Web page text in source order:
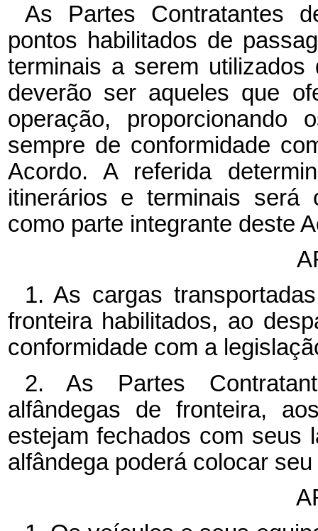
As Partes Contratantes
pontos habilitados de
terminais a serem
deverão ser aqueles que
operação, proporcionando
sempre de conformidade
Acordo. A referida
itinerários e terminais será
como parte integrante deste
1. As cargas
fronteira habilitados, ao
conformidade com a
2. As Partes
alfândegas de fronteira,
estejam fechados com seus
alfândega poderá colocar